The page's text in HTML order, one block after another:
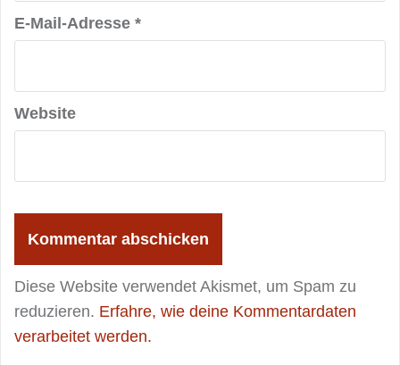
E-Mail-Adresse *
Website
Diese Website verwendet Akismet, um Spam zu
reduzieren. Erfahre, wie deine Kommentardaten
verarbeitet werden.